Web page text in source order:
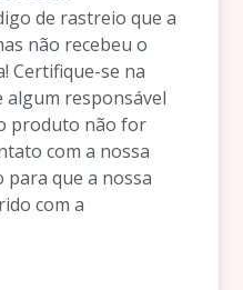
de rastreio que a
não recebeu o
Certifique-se na
responsável
produto não for
com a nossa
que a nossa
com a